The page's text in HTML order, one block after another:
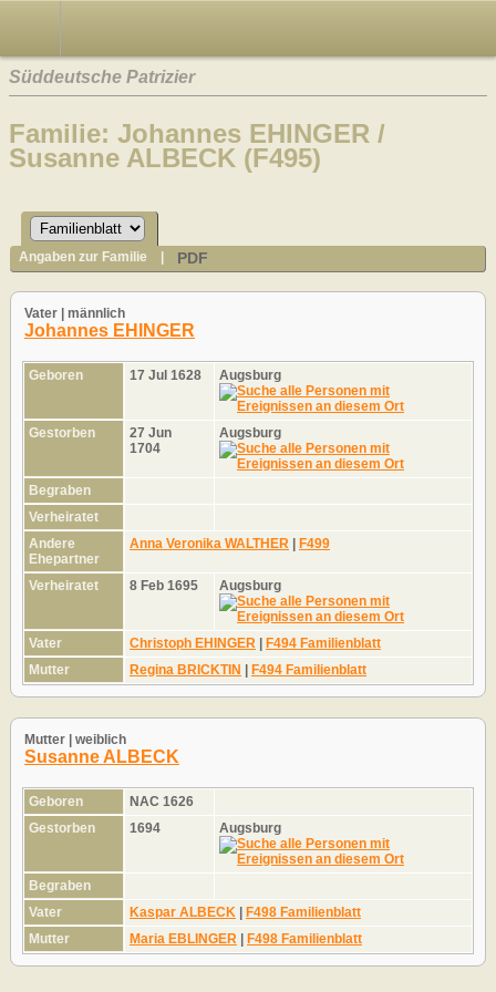
Süddeutsche Patrizier
Familie: Johannes EHINGER /
Susanne ALBECK (F495)
Angaben zur Familie PDF
Vater | männlich
Johannes EHINGER
Geboren 17 Jul 1628 Augsburg
Gestorben
27 Jun
1704
Augsburg
Begraben
Verheiratet
Andere
Ehepartner
Anna Veronika WALTHER | F499
Verheiratet 8 Feb 1695 Augsburg
Vater Christoph EHINGER | F494 Familienblatt
Mutter
Regina BRICKTIN | F494 Familienblatt
Mutter | weiblich
Susanne ALBECK
Geboren
NAC 1626
Gestorben
1694 Augsburg
Begraben
Vater
Kaspar ALBECK | F498 Familienblatt
Mutter
Maria EBLINGER | F498 Familienblatt